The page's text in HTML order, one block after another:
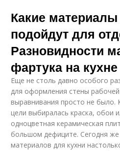
Какие
подойдут для
Разновидности
фартука на кухне
Еще не столь давно особого
для оформления стены
выравнивания просто не было.
цели выбиралась краска, обои
одноцветная керамическая
большом дефиците. Сегодня
материалов для кухни